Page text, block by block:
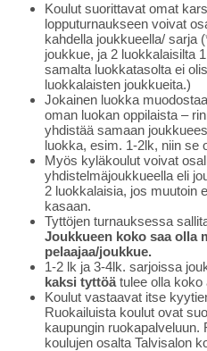
Koulut suorittavat omat
lopputurnaukseen voivat
kahdella joukkueella/ sarja
joukkue, ja 2 luokkalaisilta
samalta luokkatasolta ei
luokkalaisten joukkueita.)
Jokainen luokka
oman luokan oppilaista –
yhdistää samaan
luokka, esim. 1-2lk, niin se
Myös kyläkoulut voivat
yhdistelmäjoukkueella eli
2 luokkalaisia, jos muutoin
kasaan.
Tyttöjen turnauksessa
Joukkueen koko saa olla
pelaajaa/joukkue.
1-2 lk ja 3-4lk. sarjoissa
kaksi tyttöä tulee olla koko
Koulut vastaavat itse
Ruokailuista koulut ovat
kaupungin ruokapalveluun.
koulujen osalta Talvisalon